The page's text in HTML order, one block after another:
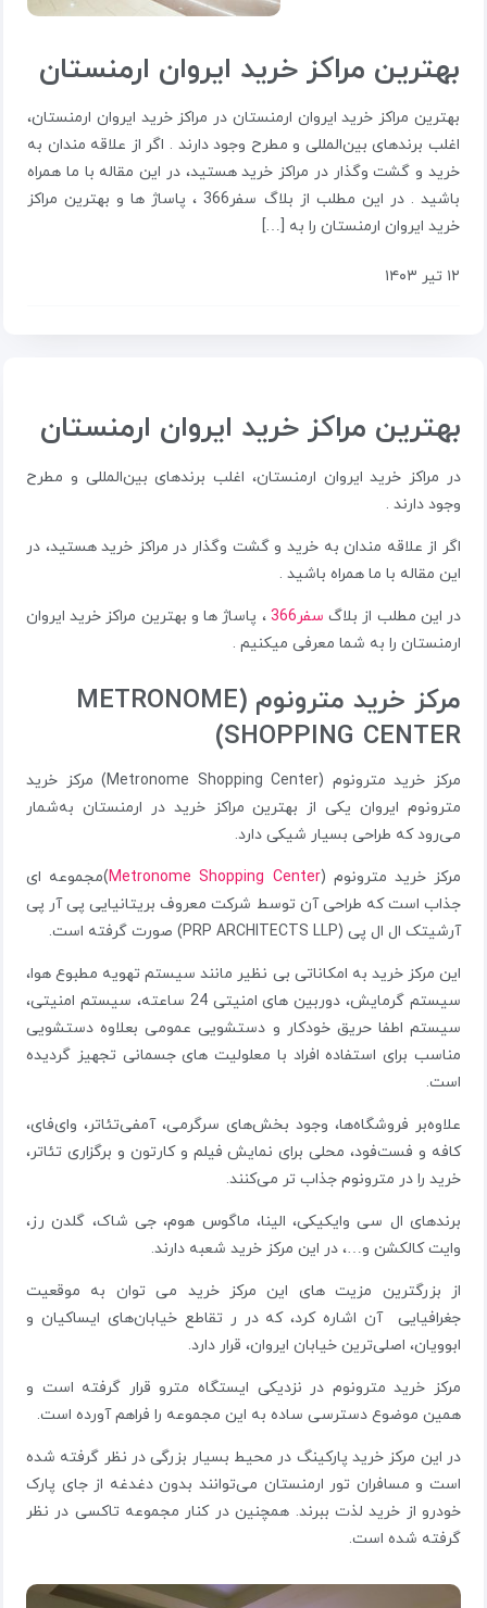
بهترین مراکز خرید ایروان ارمنستان
بهترین مراکز خرید ایروان ارمنستان در مراکز خرید ایروان ارمنستان،
اغلب برندهای بین‌المللی و مطرح وجود دارند . اگر از علاقه مندان به
خرید و گشت وگذار در مراکز خرید هستید، در این مقاله با ما همراه
باشید . در این مطلب از بلاگ سفر366 ، پاساژ ها و بهترین مراکز
خرید ایروان ارمنستان را به […]
۱۲ تیر ۱۴۰۳
بهترین مراکز خرید ایروان ارمنستان
در مراکز خرید ایروان ارمنستان، اغلب برندهای بین‌المللی و مطرح
وجود دارند .
اگر از علاقه مندان به خرید و گشت وگذار در مراکز خرید هستید، در
این مقاله با ما همراه باشید .
در این مطلب از بلاگ سفر366
، پاساژ ها و بهترین مراکز خرید ایروان
ارمنستان را به شما معرفی میکنیم .
مرکز خرید مترونوم (METRONOME
SHOPPING CENTER)
مرکز خرید مترونوم (Metronome Shopping Center) مرکز خرید
مترونوم ایروان یکی از بهترین مراکز خرید در ارمنستان به‌شمار
می‌رود که طراحی بسیار شیکی دارد.
مرکز خرید مترونوم (Metronome Shopping Center)مجموعه ای
جذاب است که طراحی آن توسط شرکت معروف بریتانیایی پی آر پی
آرشیتک ال ال پی (PRP ARCHITECTS LLP) صورت گرفته است.
این مرکز خرید به امکاناتی بی نظیر مانند سیستم تهویه مطبوع هوا،
سیستم گرمایش، دوربین های امنیتی 24 ساعته، سیستم امنیتی،
سیستم اطفا حریق خودکار و دستشویی عمومی بعلاوه دستشویی
مناسب برای استفاده افراد با معلولیت های جسمانی تجهیز گردیده
است.
علاوه‌بر فروشگاه‌ها، وجود بخش‌های سرگرمی، آمفی‌تئاتر، وای‌فای،
کافه و فست‌فود، محلی برای نمایش فیلم و کارتون و برگزاری تئاتر،
خرید را در مترونوم جذاب تر می‌کنند.
برندهای ال سی وایکیکی، الینا، ماگوس هوم، جی شاک، گلدن رز،
وایت کالکشن و…، در این مرکز خرید شعبه دارند.
از بزرگترین مزیت های این مرکز خرید می توان به موقعیت
جغرافیایی آن اشاره کرد، که در ر تقاطع خیابان‌های ایساکیان و
ابوویان، اصلی‌ترین خیابان ایروان، قرار دارد.
مرکز خرید مترونوم در نزدیکی ایستگاه مترو قرار گرفته است و
همین موضوع دسترسی ساده به این مجموعه را فراهم آورده است.
در این مرکز خرید پارکینگ در محیط بسیار بزرگی در نظر گرفته شده
است و مسافران تور ارمنستان می‌توانند بدون دغدغه از جای پارک
خودرو از خرید لذت ببرند. همچنین در کنار مجموعه تاکسی در نظر
گرفته شده است.